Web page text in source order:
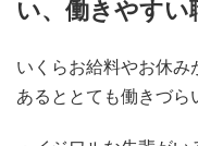
い、働きやすい
いくらお給料やお休
あるととても働きづら